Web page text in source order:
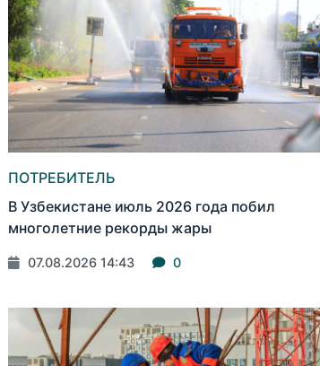
ПОТРЕБИТЕЛЬ
В Узбекистане июль 2026 года побил
многолетние рекорды жары
07.08.2026 14:43 0